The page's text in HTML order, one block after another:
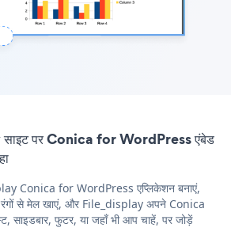
पर Conica for WordPress एंबेड
Conica for WordPress एप्लिकेशन बनाएं,
रंगों से मेल खाएं, और File_display अपने Conica
साइडबार, फुटर, या जहाँ भी आप चाहें, पर जोड़ें